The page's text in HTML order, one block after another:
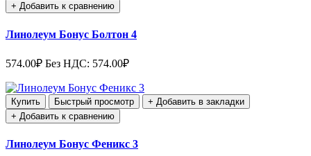
+ Добавить к сравнению
Линолеум Бонус Болтон 4
574.00₽ Без НДС: 574.00₽
Купить Быстрый просмотр
+ Добавить в закладки
+ Добавить к сравнению
Линолеум Бонус Феникс 3